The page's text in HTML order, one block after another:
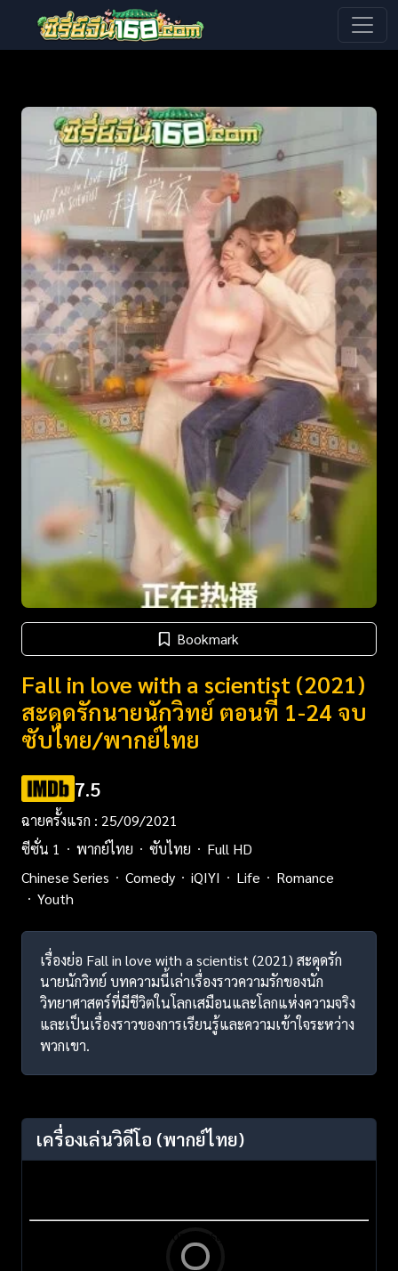
Bookmark
Fall in love with a scientist (2021)
สะดุดรักนายนักวิทย์ ตอนที่ 1-24 จบ
ซับไทย/พากย์ไทย
7.5
ฉายครั้งแรก : 25/09/2021
ซีซั่น 1
พากย์ไทย ซับไทย
Full HD
Chinese Series
Comedy iQIYI Life
Romance
Youth
เรื่องย่อ Fall in love with a scientist (2021) สะดุดรัก
นายนักวิทย์ บทความนี้เล่าเรื่องราวความรักของนัก
วิทยาศาสตร์ที่มีชีวิตในโลกเสมือนและโลกแห่งความจริง
และเป็นเรื่องราวของการเรียนรู้และความเข้าใจระหว่าง
พวกเขา.
เครื่องเล่นวิดีโอ (พากย์ไทย)